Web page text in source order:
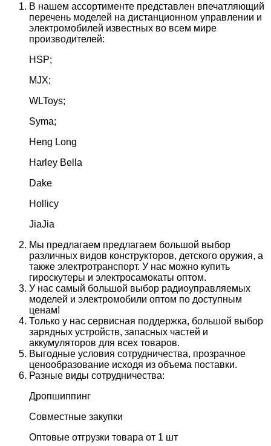
В нашем ассортименте представлен впечатляющий
перечень моделей на дистанционном управлении и
электромобилей известных во всем мире
производителей:
HSP;
MJX;
WLToys;
Syma;
Heng Long
Harley Bella
Dake
Hollicy
JiaJia
Мы предлагаем предлагаем большой выбор
различных видов конструкторов, детского оружия, а
также электротранспорт. У нас можно купить
гироскутеры и электросамокаты оптом.
У нас самый большой выбор радиоуправляемых
моделей и электромобили оптом по доступным
ценам!
Только у нас сервисная поддержка, большой выбор
зарядных устройств, запасных частей и
аккумуляторов для всех товаров.
Выгодные условия сотрудничества, прозрачное
ценообразование исходя из объема поставки.
Разные виды сотрудничества:
Дропшиппинг
Совместные закупки
Оптовые отгрузки товара от 1 шт